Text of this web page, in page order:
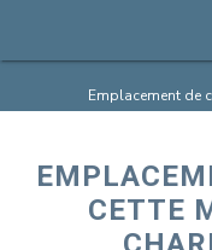
Emplacement de
CETTE